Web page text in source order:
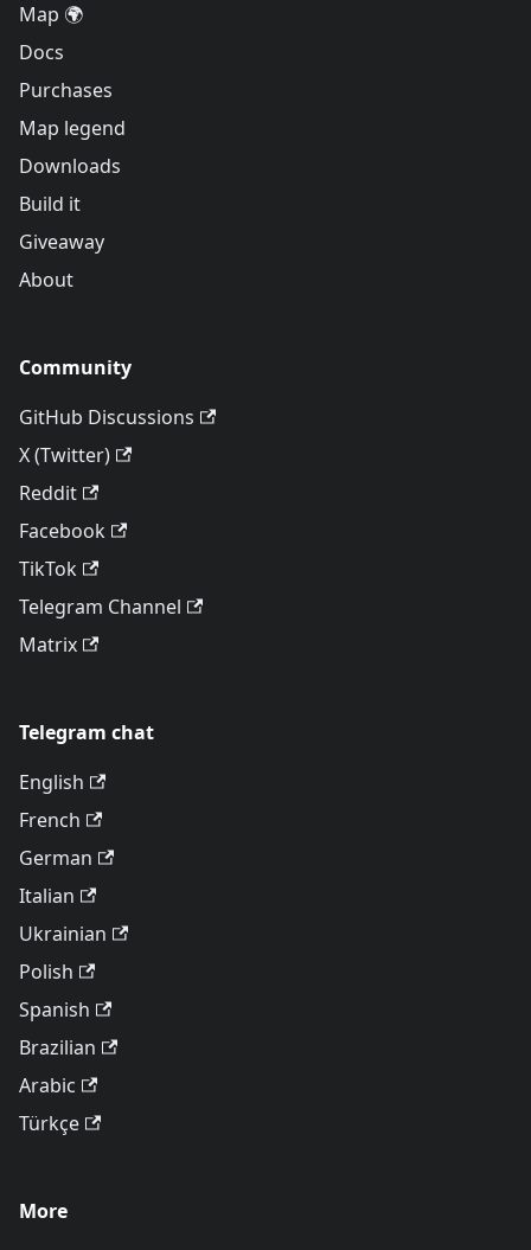
Map 🌍
Docs
Purchases
Map legend
Downloads
Build it
Giveaway
About
Community
GitHub Discussions
X (Twitter)
Reddit
Facebook
TikTok
Telegram Channel
Matrix
Telegram chat
English
French
German
Italian
Ukrainian
Polish
Spanish
Brazilian
Arabic
Türkçe
More